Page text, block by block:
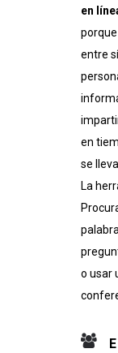
en
entre
en
se
La
o usar